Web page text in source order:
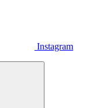
Instagram